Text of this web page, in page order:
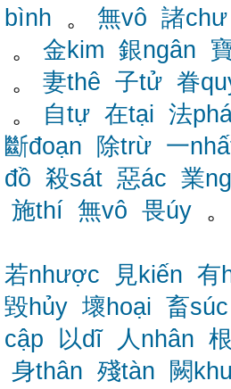
bình 。 無vô 諸chư
。 金kim 銀ngân
。 妻thê 子tử 眷
。 自tự 在tại 法
斷đoạn
除trừ 一
đồ 殺sát 惡ác 業
施thí 無vô 畏úy 。
若nhược 見kiến 有
毀hủy 壞hoại 畜súc
cập
以dĩ 人nhân
身thân 殘tàn 闕